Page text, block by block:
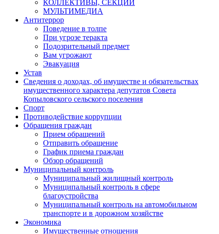
КОЛЛЕКТИВЫ, СЕКЦИИ
МУЛЬТИМЕДИА
Антитеррор
Поведение в толпе
При угрозе теракта
Подозрительный предмет
Вам угрожают
Эвакуация
Устав
Сведения о доходах, об имуществе и обязательствах
имущественного характера депутатов Совета
Копыловского сельского поселения
Спорт
Противодействие коррупции
Обращения граждан
Прием обращений
Отправить обращение
График приема граждан
Обзор обращений
Муниципальный контроль
Муниципальный жилищный контроль
Муниципальный контроль в сфере
благоустройства
Муниципальный контроль на автомобильном
транспорте и в дорожном хозяйстве
Экономика
Имущественные отношения